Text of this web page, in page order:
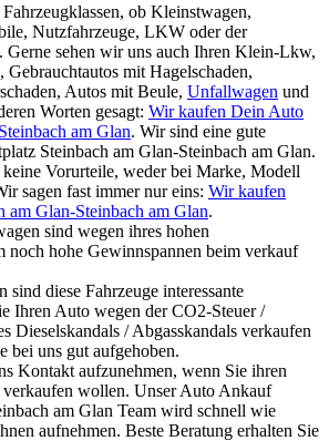
ob Kleinstwagen,
Nutzfahrzeuge, LKW oder der
Gerne sehen wir uns auch Ihren Klein-Lkw,
Gebrauchtautos mit Hagelschaden,
Autos mit Beule, Unfallwagen und
Worten gesagt: Wir kaufen Dein Auto
am Glan. Wir sind eine gute
Steinbach am Glan-Steinbach am Glan.
Vorurteile, weder bei Marke, Modell
sagen fast immer nur eins: Wir kaufen
am Glan-Steinbach am Glan.
sind wegen ihres hohen
noch hohe Gewinnspannen beim verkauf
sind diese Fahrzeuge interessante
Ihren Auto wegen der CO2-Steuer /
Dieselskandals / Abgasskandals verkaufen
bei uns gut aufgehoben.
Kontakt aufzunehmen, wenn Sie ihren
verkaufen wollen. Unser Auto Ankauf
am Glan Team wird schnell wie
aufnehmen. Beste Beratung erhalten Sie